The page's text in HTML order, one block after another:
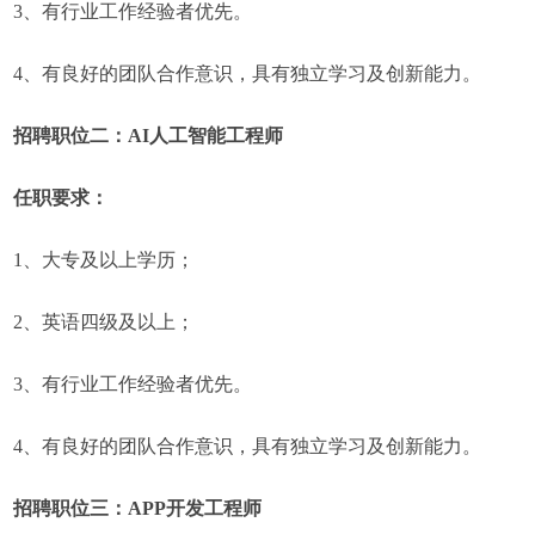
3、有行业工作经验者优先。
4、有良好的团队合作意识，具有独立学习及创新能力。
招聘职位二：AI人工智能工程师
任职要求：
1、大专及以上学历；
2、英语四级及以上；
3、有行业工作经验者优先。
4、有良好的团队合作意识，具有独立学习及创新能力。
招聘职位三：APP开发工程师